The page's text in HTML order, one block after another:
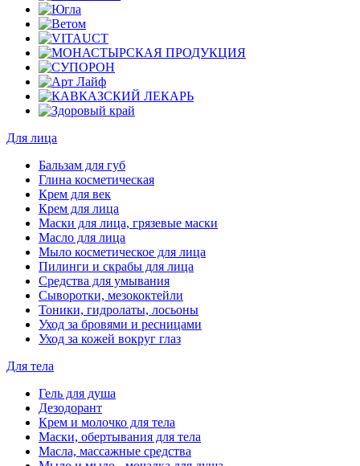
Для лица
Бальзам для губ
Глина косметическая
Крем для век
Крем для лица
Маски для лица, грязевые маски
Масло для лица
Мыло косметическое для лица
Пилинги и скрабы для лица
Средства для умывания
Сыворотки, мезококтейли
Тоники, гидролаты, лосьоны
Уход за бровями и ресницами
Уход за кожей вокруг глаз
Для тела
Гель для душа
Дезодорант
Крем и молочко для тела
Маски, обертывания для тела
Масла, массажные средства